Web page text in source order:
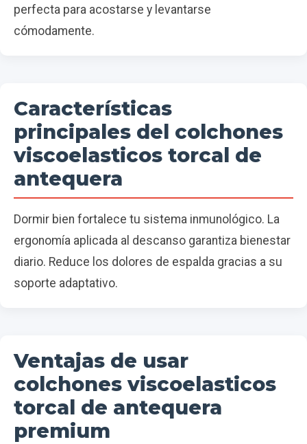
perfecta para acostarse y levantarse
cómodamente.
Características
principales del colchones
viscoelasticos torcal de
antequera
Dormir bien fortalece tu sistema inmunológico. La
ergonomía aplicada al descanso garantiza bienestar
diario. Reduce los dolores de espalda gracias a su
soporte adaptativo.
Ventajas de usar
colchones viscoelasticos
torcal de antequera
premium